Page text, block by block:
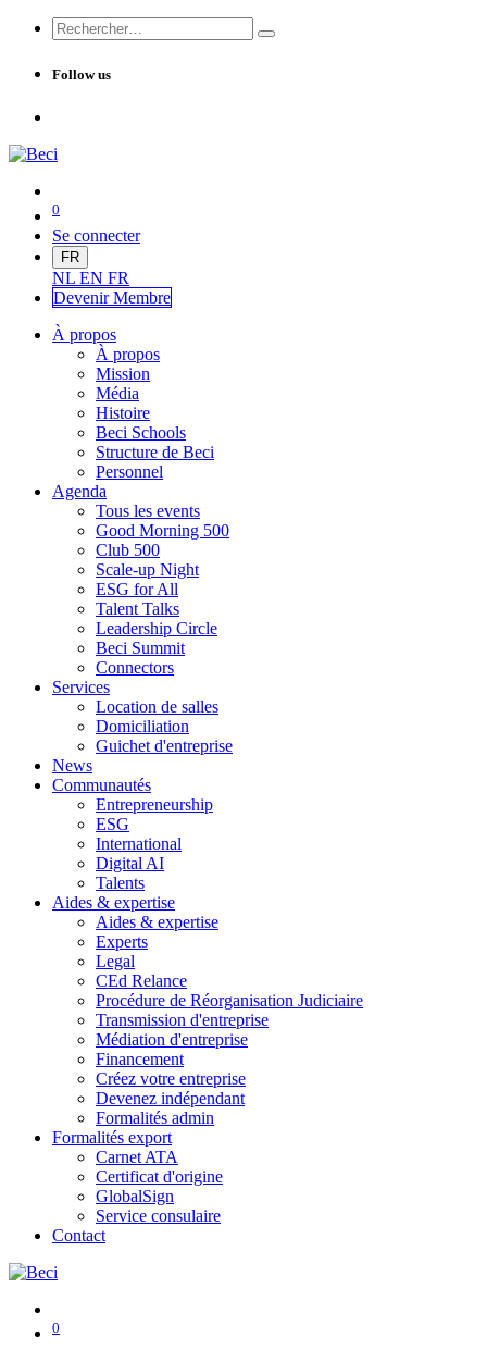
Follow us
0
Se connecter
FR
NL EN FR
Devenir Membre
À propos
À propos
Mission
Média
Histoire
Beci Schools
Structure de Beci
Personnel
Agenda
Tous les events
Good Morning 500
Club 500
Scale-up Night
ESG for All
Talent Talks
Leadership Circle
Beci Summit
Connectors
Services
Location de salles
Domiciliation
Guichet d'entreprise
News
Communautés
Entrepreneurship
ESG
International
Digital AI
Talents
Aides & expertise
Aides & expertise
Experts
Legal
CEd Relance
Procédure de Réorganisation Judiciaire
Transmission d'entreprise
Médiation d'entreprise
Financement
Créez votre entreprise
Devenez indépendant
Formalités admin
Formalités export
Carnet ATA
Certificat d'origine
GlobalSign
Service consulaire
Contact
0